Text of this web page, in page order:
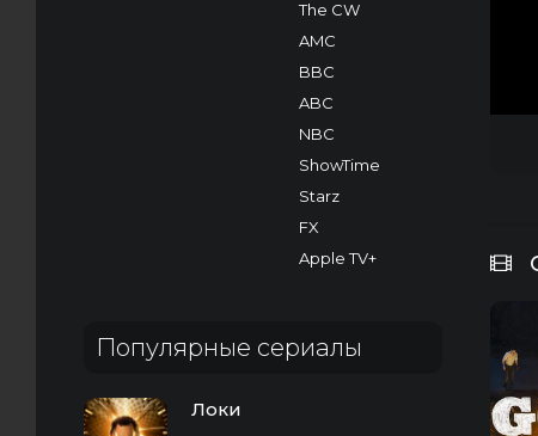
The CW
AMC
BBC
ABC
NBC
ShowTime
Starz
FX
Apple TV+
Популярные сериалы
Локи